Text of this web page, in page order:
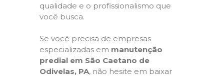
qualidade e o profissionalismo que
você busca.
Se você precisa de empresas
especializadas em manutenção
predial em São Caetano de
Odivelas, PA, não hesite em baixar